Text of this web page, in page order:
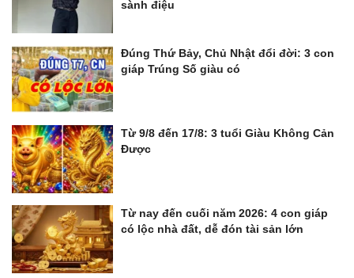
sành điệu
Đúng Thứ Bảy, Chủ Nhật đổi đời: 3 con
giáp Trúng Số giàu có
Từ 9/8 đến 17/8: 3 tuổi Giàu Không Cản
Được
Từ nay đến cuối năm 2026: 4 con giáp
có lộc nhà đất, dễ đón tài sản lớn